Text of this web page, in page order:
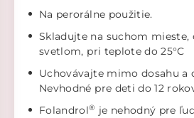
Na perorálne použitie.
Skladujte na suchom mieste,
svetlom, pri teplote do 25°C
Uchovávajte mimo dosahu a
Nevhodné pre deti do 12
Folandrol® je nehodný pre